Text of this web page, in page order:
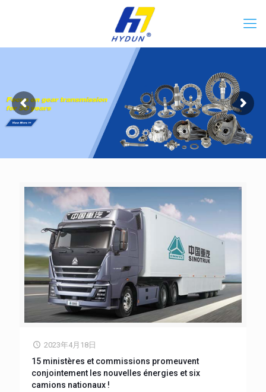
2023年4月18日
15 ministères et commissions promeuvent
conjointement les nouvelles énergies et six
camions nationaux !